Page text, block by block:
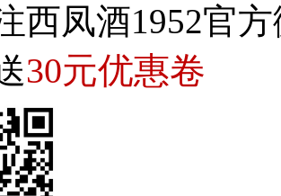
西凤酒1952官
30元优惠卷